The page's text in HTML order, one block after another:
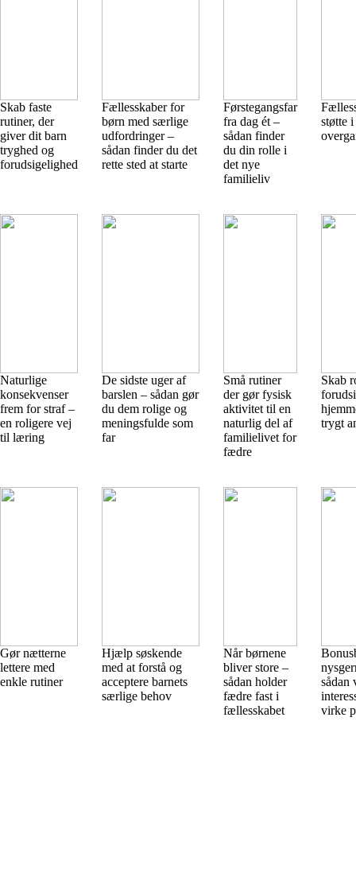
Skab faste
rutiner, der
giver dit barn
tryghed og
forudsigelighed
Fællesskaber for
børn med særlige
udfordringer –
sådan finder du det
rette sted at starte
Førstegangsfar
fra dag ét –
sådan finder
du din rolle i
det nye
familieliv
støtte
Naturlige
konsekvenser
frem for straf –
en roligere vej
til læring
De sidste uger af
barslen – sådan gør
du dem rolige og
meningsfulde som
far
Små rutiner
der gør fysisk
aktivitet til en
naturlig del af
familielivet for
fædre
Skab
trygt
Gør nætterne
lettere med
enkle rutiner
Hjælp søskende
med at forstå og
acceptere barnets
særlige behov
Når børnene
bliver store –
sådan holder
fædre fast i
fællesskabet
sådan
virke